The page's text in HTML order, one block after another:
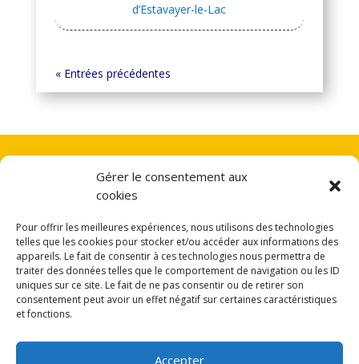
Gérer le consentement aux
cookies
Pour offrir les meilleures expériences, nous utilisons des technologies
telles que les cookies pour stocker et/ou accéder aux informations des
appareils. Le fait de consentir à ces technologies nous permettra de
traiter des données telles que le comportement de navigation ou les ID
uniques sur ce site. Le fait de ne pas consentir ou de retirer son
consentement peut avoir un effet négatif sur certaines caractéristiques
et fonctions.
Accepter
d’Estavayer-le-Lac
« Entrées précédentes
Déclaration de confidentialité
Webmaster